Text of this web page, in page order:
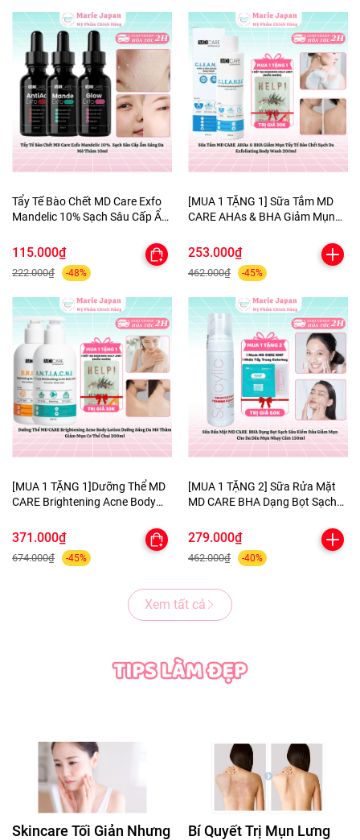
Tẩy Tế Bào Chết MD Care Exfo
Mandelic 10% Sạch Sâu Cấp Ẩm
115.000₫
222.000₫ -48%
[MUA 1 TẶNG 1] Sữa Tắm MD
CARE AHAs & BHA Giảm Mụn
Exfoliating Body Wash 200ml-
TẶNG 1 MẶT NẠ BERGAMO
HELP JARY
253.000₫
462.000₫ -45%
[MUA 1 TẶNG 1]Dưỡng Thể MD
CARE Brightening Acne Body
Thâm Giảm Mụn Cơ Thể Chai
200ml-TẶNG 1 MẶT NẠ
BERGAMO HELP JARY
371.000₫
674.000₫ -45%
[MUA 1 TẶNG 2] Sữa Rửa Mặt
MD CARE BHA Dạng Bọt Sạch
Da Dầu Mụn Nhạy Cảm 150ml-
TẶNG 1 MASK MNF+1 KHĂN
TẨY TRANG COLORKEY
279.000₫
462.000₫ -40%
Xem tất cả
Skincare Tối Giản Nhưng
Bí Quyết Trị Mụn Lưng